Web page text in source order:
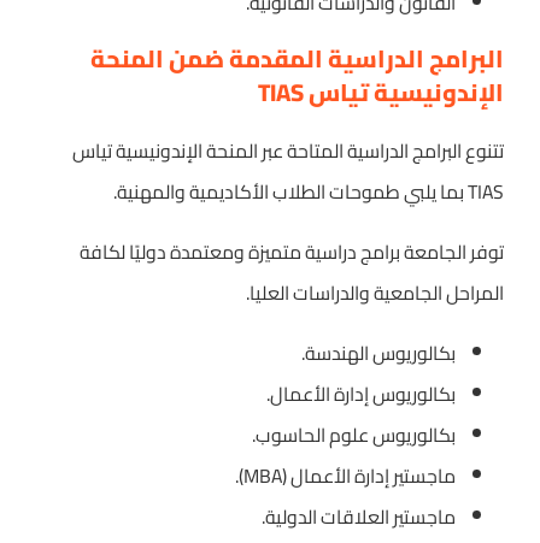
البرامج الدراسية المقدمة ضمن المنحة
الإندونيسية تياس TIAS
تتنوع البرامج الدراسية المتاحة عبر المنحة الإندونيسية تياس
TIAS بما يلبي طموحات الطلاب الأكاديمية والمهنية.
توفر الجامعة برامج دراسية متميزة ومعتمدة دوليًا لكافة
المراحل الجامعية والدراسات العليا.
بكالوريوس الهندسة.
بكالوريوس إدارة الأعمال.
بكالوريوس علوم الحاسوب.
ماجستير إدارة الأعمال (MBA).
ماجستير العلاقات الدولية.